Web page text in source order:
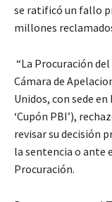
se ratificó un fallo
millones
“La Procuración
Cámara de
Unidos, con sede
‘Cupón PBI’),
revisar su decisión
la sentencia o ante
Procuración.